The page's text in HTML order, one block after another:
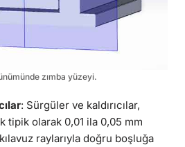
zımba yüzeyi.
: Sürgüler ve kaldırıcılar,
tipik olarak 0,01 ila 0,05 mm
raylarıyla doğru boşluğa